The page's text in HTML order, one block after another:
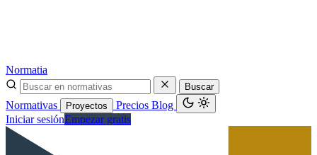
Normatia
Buscar
Normativas Proyectos Precios Blog
Iniciar sesiónEmpezar gratis